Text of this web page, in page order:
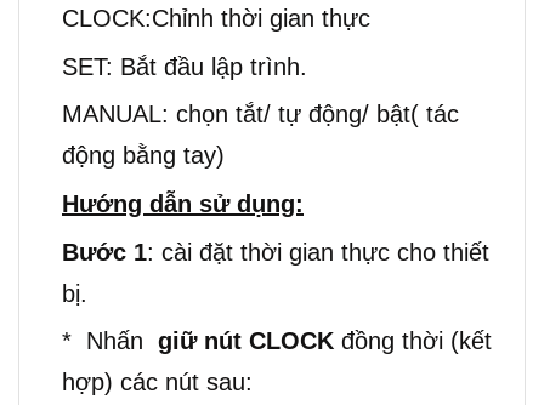
CLOCK:Chỉnh thời gian thực
SET: Bắt đầu lập trình.
MANUAL: chọn tắt/ tự động/ bật( tác
động bằng tay)
Hướng dẫn sử dụng:
Bước 1: cài đặt thời gian thực cho thiết
bị.
* Nhấn giữ nút CLOCK đồng thời (kết
hợp) các nút sau: